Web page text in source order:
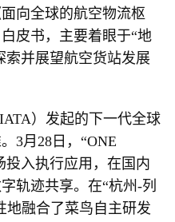
向全球的航空物流枢
皮书，主要着眼于“地
索并展望航空货站发展
）发起的下一代全球
3月28日，“ONE
投入执行应用，在国内
轨迹共享。在“杭州-列
地融合了菜鸟自主研发